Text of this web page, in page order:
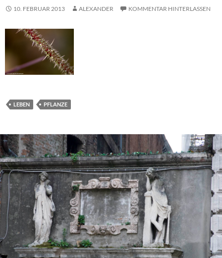
10. FEBRUAR 2013 ALEXANDER KOMMENTAR HINTERLASSEN
LEBEN PFLANZE